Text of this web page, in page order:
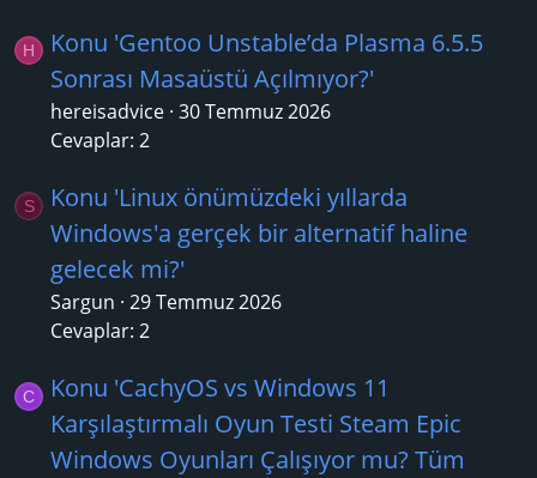
H
Konu 'Gentoo Unstable’da Plasma 6.5.5
Sonrası Masaüstü Açılmıyor?'
hereisadvice 30 Temmuz 2026
Cevaplar: 2
S
Konu 'Linux önümüzdeki yıllarda
Windows'a gerçek bir alternatif haline
gelecek mi?'
Sargun 29 Temmuz 2026
Cevaplar: 2
C
Konu 'CachyOS vs Windows 11
Karşılaştırmalı Oyun Testi Steam Epic
Windows Oyunları Çalışıyor mu? Tüm